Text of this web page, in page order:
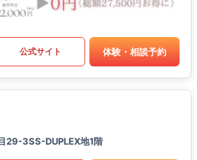
公式サイト 体験・相談予約
29-3SS-DUPLEX地1階